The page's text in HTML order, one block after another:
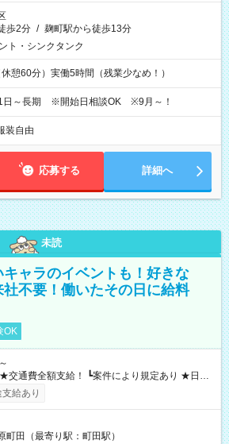
歩2分 / 麹町駅から徒歩13分
ト・シンクタンク
憩60分）実働5時間（残業少なめ！）
日～長期 ※開始日相談OK ※9月～！
装自由
応募する 詳細へ
未読
ャラのイベントも！好きな
不要！働いたその日に給料
OK
あり） ┗働いたその日に現金GET♪ お仕事後はコ
い分を引き落とせます！ 【試用期間】試
給あり
町田（最寄り駅：町田駅）